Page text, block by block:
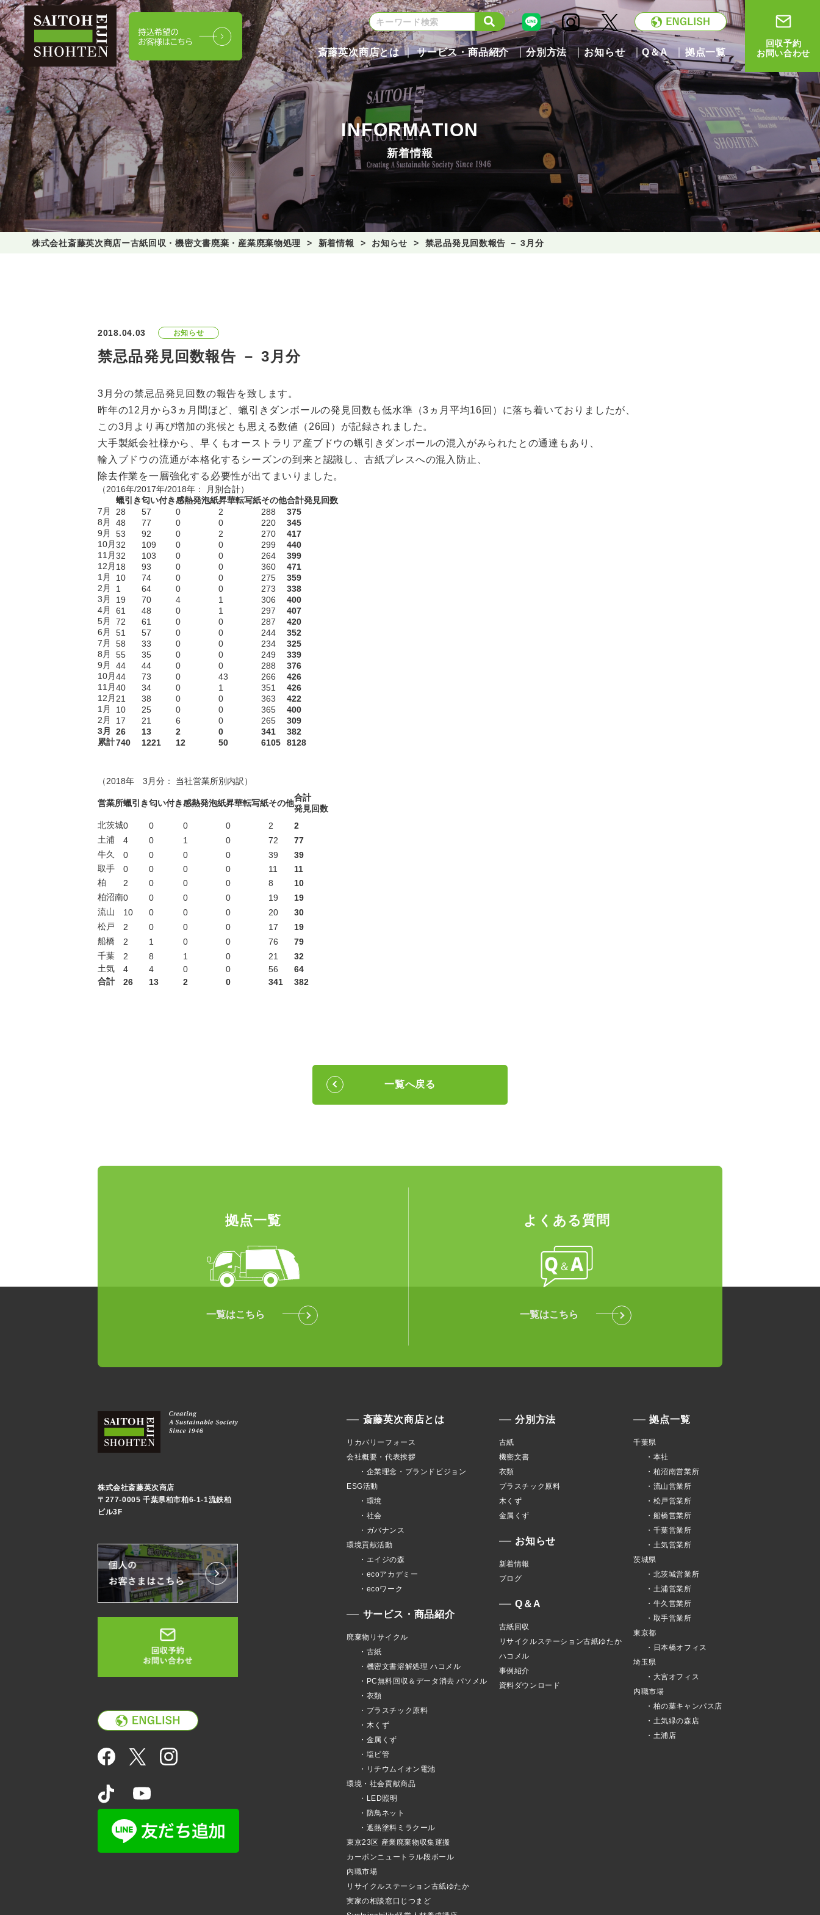
斎藤英次商店とは サービス・商品紹介 分別方法 お知らせ Q＆A 拠点一覧
回収予約
お問い合わせ
INFORMATION
新着情報
株式会社斎藤英次商店ー古紙回収・機密文書廃棄・産業廃棄物処理 新着情報 お知らせ 禁忌品発見回数報告 － 3月分
2018.04.03 お知らせ
禁忌品発見回数報告 － 3月分
3月分の禁忌品発見回数の報告を致します。
昨年の12月から3ヵ月間ほど、蠟引きダンボールの発見回数も低水準（3ヵ月平均16回）に落ち着いておりましたが、
この3月より再び増加の兆候とも思える数値（26回）が記録されました。
大手製紙会社様から、早くもオーストラリア産ブドウの蝋引きダンボールの混入がみられたとの通達もあり、
輸入ブドウの流通が本格化するシーズンの到来と認識し、古紙プレスへの混入防止、
除去作業を一層強化する必要性が出てまいりました。
（2016年/2017年/2018年： 月別合計）
蠟引き匂い付き感熱発泡紙昇華転写紙その他合計発見回数
7月
28 57 0 2 288
375
8月
48 77 0 0 220
345
9月
53 92 0 2 270
417
10月32 109 0 0 299
440
11月32 103 0 0 264
399
12月 18 93 0 0 360
471
1月
10 74 0 0 275
359
2月
1 64 0 0 273
338
3月
19 70 4 1 306
400
4月
61 48 0 1 297
407
5月
72 61 0 0 287
420
6月
51 57 0 0 244
352
7月
58 33 0 0 234
325
8月
55 35 0 0 249
339
9月
44 44 0 0 288
376
10月44 73 0 43 266
426
11月40 34 0 1 351
426
12月 21 38 0 0 363
422
1月
10 25 0 0 365
400
2月
17 21 6 0 265
309
3月
26 13 2 0 341
382
累計740 1221 12 50 6105
8128
（2018年 3月分： 当社営業所別内訳）
営業所蠟引き匂い付き感熱発泡紙昇華転写紙その他
合計
発見回数
北茨城0 0 0 0 2
2
土浦
4 0 1 0 72
77
牛久
0 0 0 0 39
39
取手
0 0 0 0 11
11
柏
2 0 0 0 8
10
柏沼南0 0 0 0 19
19
流山
10 0 0 0 20
30
松戸
2 0 0 0 17
19
船橋
2 1 0 0 76
79
千葉
2 8 1 0 21
32
土気
4 4 0 0 56
64
合計
26 13 2 0 341
382
一覧へ戻る
拠点一覧
一覧はこちら
よくある質問
一覧はこちら
株式会社斎藤英次商店
〒277-0005 千葉県柏市柏6-1-1流鉄柏
ビル3F
斎藤英次商店とは
リカバリーフォース
会社概要・代表挨拶
・企業理念・ブランドビジョン
ESG活動
・環境
・社会
・ガバナンス
環境貢献活動
・エイジの森
・ecoアカデミー
・ecoワーク
サービス・商品紹介
廃棄物リサイクル
・古紙
・機密文書溶解処理 ハコメル
・PC無料回収＆データ消去 パソメル
・衣類
・プラスチック原料
・木くず
・金属くず
・塩ビ管
・リチウムイオン電池
環境・社会貢献商品
・LED照明
・防鳥ネット
・遮熱塗料ミラクール
東京23区 産業廃棄物収集運搬
カーボンニュートラル段ボール
内職市場
リサイクルステーション古紙ゆたか
実家の相談窓口じつまど
分別方法
古紙
機密文書
衣類
プラスチック原料
木くず
金属くず
お知らせ
新着情報
ブログ
Q＆A
古紙回収
リサイクルステーション古紙ゆたか
ハコメル
事例紹介
資料ダウンロード
拠点一覧
千葉県
・本社
・柏沼南営業所
・流山営業所
・松戸営業所
・船橋営業所
・千葉営業所
・土気営業所
茨城県
・北茨城営業所
・土浦営業所
・牛久営業所
・取手営業所
東京都
・日本橋オフィス
埼玉県
・大宮オフィス
内職市場
・柏の葉キャンパス店
・土気緑の森店
・土浦店